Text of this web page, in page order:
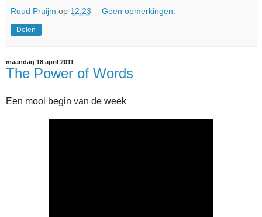
Ruud Pruijm op 12:23 Geen opmerkingen:
Delen
maandag 18 april 2011
The Power of Words
Een mooi begin van de week